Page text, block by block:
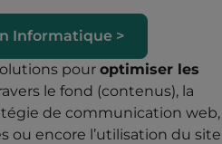
Informatique >
pour optimiser les
le fond (contenus), la
de communication web,
ou encore l’utilisation du site